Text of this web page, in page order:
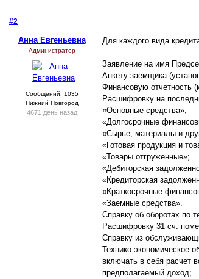
#2
Анна Евгеньевна
Администратор
Сообщений: 1035
Нижний Новгород
4671 день назад
Для каждого вида
Заявление на имя
Анкету заемщика
Финансовую отчетность
Расшифровку на
«Основные средства»;
«Долгосрочные
«Сырье, материалы и
«Готовая продукция и
«Товары отгруженные»;
«Дебиторская
«Кредиторская
«Краткосрочные
«Заемные средства».
Справку об оборотах по
Расшифровку 31 сч.
Справку из
Технико-экономическое
включать в себя расчет
предполагаемый доход;